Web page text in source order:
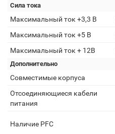
Сила тока
Максимальный ток +3,3 В
Максимальный ток +5 В
Максимальный ток + 12В
Дополнительно
Совместимые корпуса
Отсоединяющиеся кабели
питания
Наличие PFC